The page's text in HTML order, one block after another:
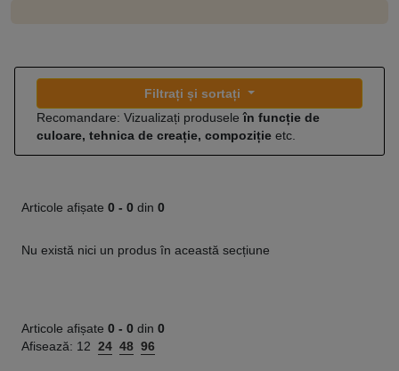
Filtrați și sortați
Recomandare: Vizualizați produseleîn funcție de
culoare, tehnica de creație, compoziție etc.
Articole afișate 0 - 0 din 0
Nu există nici un produs în această secțiune
Articole afișate 0 - 0 din 0
Afisează: 12 24 48 96